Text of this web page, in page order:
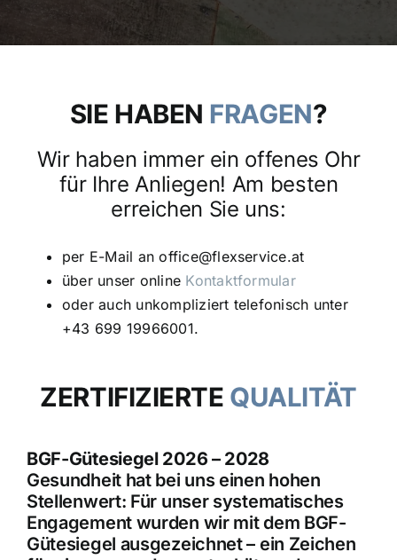
SIE HABEN FRAGEN?
Wir haben immer ein offenes Ohr
für Ihre Anliegen! Am besten
erreichen Sie uns:
per E-Mail anoffice@flexservice.at
über unser online Kontaktformular
oder auch unkompliziert telefonisch unter
+43 699 19966001.
ZERTIFIZIERTE QUALITÄT
BGF-Gütesiegel 2026 – 2028
Gesundheit hat bei uns einen hohen
Stellenwert: Für unser systematisches
Engagement wurden wir mit dem BGF-
Gütesiegel ausgezeichnet – ein Zeichen